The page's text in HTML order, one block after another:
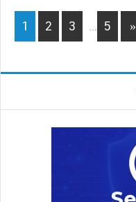
Page
1 Page
2 Page
3
Interim
pages
… Page
5 »